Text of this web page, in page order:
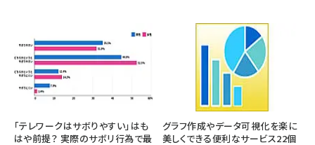
「テレワークはサボりやすい」はも
はや前提？ 実際のサボリ行為で最
グラフ作成やデータ可視化を楽に
美しくできる便利なサービス22個